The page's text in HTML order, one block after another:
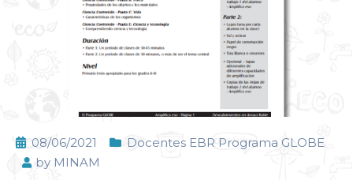
08/06/2021
Docentes EBR Programa GLOBE
by MINAM